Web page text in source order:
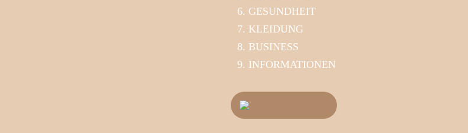
GESUNDHEIT
KLEIDUNG
BUSINESS
INFORMATIONEN